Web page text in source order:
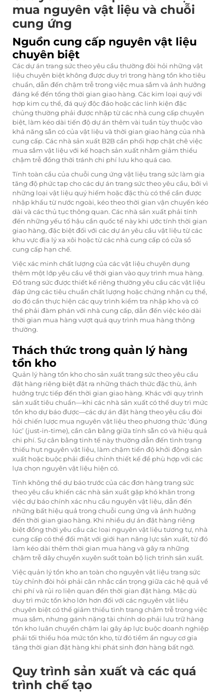
mua nguyên vật liệu và chuỗi
cung ứng
Nguồn cung cấp nguyên vật liệu
chuyên biệt
Các dự án trang sức theo yêu cầu thường đòi hỏi những vật
liệu chuyên biệt không được duy trì trong hàng tồn kho tiêu
chuẩn, dẫn đến chậm trễ trong việc mua sắm và ảnh hưởng
đáng kể đến tổng thời gian giao hàng. Các kim loại quý với
hợp kim cụ thể, đá quý độc đáo hoặc các linh kiện đặc
chủng thường phải được nhập từ các nhà cung cấp chuyên
biệt, làm kéo dài tiến độ dự án thêm vài tuần tùy thuộc vào
khả năng sẵn có của vật liệu và thời gian giao hàng của nhà
cung cấp. Các nhà sản xuất B2B cần phối hợp chặt chẽ việc
mua sắm vật liệu với kế hoạch sản xuất nhằm giảm thiểu
chậm trễ đồng thời tránh chi phí lưu kho quá cao.
Tính toàn cầu của chuỗi cung ứng vật liệu trang sức làm gia
tăng độ phức tạp cho các dự án trang sức theo yêu cầu, bởi vì
những loại vật liệu quý hiếm hoặc đặc thù có thể cần được
nhập khẩu từ nước ngoài, kéo theo thời gian vận chuyển kéo
dài và các thủ tục thông quan. Các nhà sản xuất phải tính
đến những yếu tố hậu cần quốc tế này khi ước tính thời gian
giao hàng, đặc biệt đối với các dự án yêu cầu vật liệu từ các
khu vực địa lý xa xôi hoặc từ các nhà cung cấp có cửa sổ
cung cấp hạn chế.
Việc xác minh chất lượng của các vật liệu chuyên dụng
thêm một lớp yêu cầu về thời gian vào quy trình mua hàng.
Đồ trang sức được thiết kế riêng thường yêu cầu các vật liệu
đáp ứng các tiêu chuẩn chất lượng hoặc chứng nhận cụ thể,
do đó cần thực hiện các quy trình kiểm tra nhập kho và có
thể phải đàm phán với nhà cung cấp, dẫn đến việc kéo dài
thời gian mua hàng vượt quá quy trình mua hàng thông
thường.
Thách thức trong quản lý hàng
tồn kho
Quản lý hàng tồn kho cho sản xuất trang sức theo yêu cầu
đặt hàng riêng biệt đặt ra những thách thức đặc thù, ảnh
hưởng trực tiếp đến thời gian giao hàng. Khác với quy trình
sản xuất tiêu chuẩn—khi các nhà sản xuất có thể duy trì mức
tồn kho dự báo được—các dự án đặt hàng theo yêu cầu đòi
hỏi chiến lược mua nguyên vật liệu theo phương thức ‘đúng
lúc’ (just-in-time), cần cân bằng giữa tính sẵn có và hiệu quả
chi phí. Sự cân bằng tinh tế này thường dẫn đến tình trạng
thiếu hụt nguyên vật liệu, làm chậm tiến độ khởi động sản
xuất hoặc buộc phải điều chỉnh thiết kế để phù hợp với các
lựa chọn nguyên vật liệu hiện có.
Tính không thể dự báo trước của các đơn hàng trang sức
theo yêu cầu khiến các nhà sản xuất gặp khó khăn trong
việc dự báo chính xác nhu cầu nguyên vật liệu, dẫn đến
những bất hiệu quả trong chuỗi cung ứng và ảnh hưởng
đến thời gian giao hàng. Khi nhiều dự án đặt hàng riêng
biệt đồng thời yêu cầu các loại nguyên vật liệu tương tự, nhà
cung cấp có thể đối mặt với giới hạn năng lực sản xuất, từ đó
làm kéo dài thêm thời gian mua hàng và gây ra những
chậm trễ dây chuyền xuyên suốt toàn bộ lịch trình sản xuất.
Việc quản lý tồn kho an toàn cho nguyên vật liệu trang sức
tùy chỉnh đòi hỏi phải cân nhắc cẩn trọng giữa các hệ quả về
chi phí và rủi ro liên quan đến thời gian đặt hàng. Mặc dù
duy trì mức tồn kho lớn hơn đối với các nguyên vật liệu
chuyên biệt có thể giảm thiểu tình trạng chậm trễ trong việc
mua sắm, nhưng gánh nặng tài chính do phải lưu trữ hàng
tồn kho luân chuyển chậm lại gây áp lực buộc doanh nghiệp
phải tối thiểu hóa mức tồn kho, từ đó tiềm ẩn nguy cơ gia
tăng thời gian đặt hàng khi phát sinh đơn hàng bất ngờ.
Quy trình sản xuất và các quá
trình chế tạo